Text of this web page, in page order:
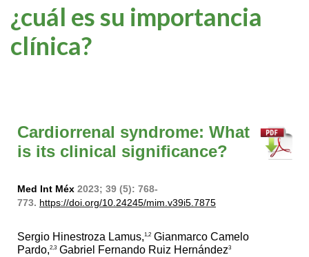
¿cuál es su importancia
clínica?
Cardiorrenal syndrome: What
is its clinical significance?
Med Int Méx 2023; 39 (5): 768-
773. https://doi.org/10.24245/mim.v39i5.7875
Sergio Hinestroza Lamus,1,2 Gianmarco Camelo
Pardo,2,3 Gabriel Fernando Ruiz Hernández3